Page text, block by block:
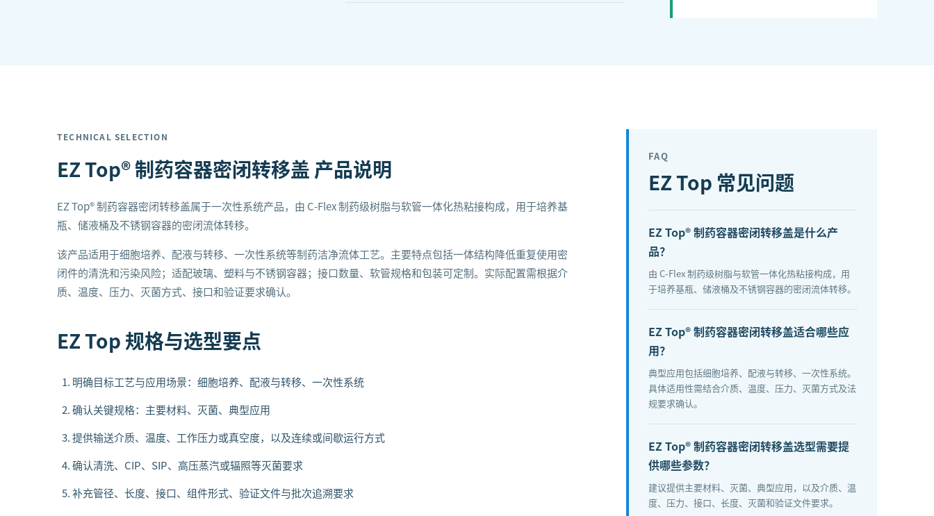
TECHNICAL SELECTION
EZ Top® 制药容器密闭转移盖 产品说明
EZ Top® 制药容器密闭转移盖属于一次性系统产品，由 C-Flex 制药级树脂与软管一体化热粘接构成，用于培养基
瓶、储液桶及不锈钢容器的密闭流体转移。
该产品适用于细胞培养、配液与转移、一次性系统等制药洁净流体工艺。主要特点包括一体结构降低重复使用密
闭件的清洗和污染风险；适配玻璃、塑料与不锈钢容器；接口数量、软管规格和包装可定制。实际配置需根据介
质、温度、压力、灭菌方式、接口和验证要求确认。
EZ Top 规格与选型要点
明确目标工艺与应用场景：细胞培养、配液与转移、一次性系统
确认关键规格：主要材料、灭菌、典型应用
提供输送介质、温度、工作压力或真空度，以及连续或间歇运行方式
确认清洗、CIP、SIP、高压蒸汽或辐照等灭菌要求
补充管径、长度、接口、组件形式、验证文件与批次追溯要求
FAQ
EZ Top 常见问题
EZ Top® 制药容器密闭转移盖是什么产
品？
由 C-Flex 制药级树脂与软管一体化热粘接构成，用
于培养基瓶、储液桶及不锈钢容器的密闭流体转移。
EZ Top® 制药容器密闭转移盖适合哪些应
用？
典型应用包括细胞培养、配液与转移、一次性系统。
具体适用性需结合介质、温度、压力、灭菌方式及法
规要求确认。
EZ Top® 制药容器密闭转移盖选型需要提
供哪些参数？
建议提供主要材料、灭菌、典型应用，以及介质、温
度、压力、接口、长度、灭菌和验证文件要求。